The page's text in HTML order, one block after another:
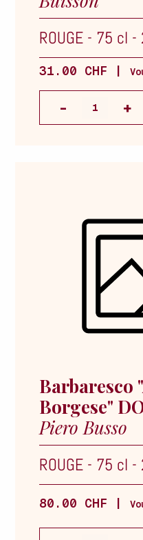
ROUGE - 75 cl -
31.00 CHF |
Barbaresco
Borgese"
Piero Busso
ROUGE - 75 cl -
80.00 CHF |